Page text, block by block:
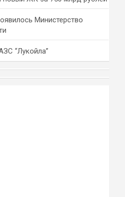
Министерство
“Лукойла”